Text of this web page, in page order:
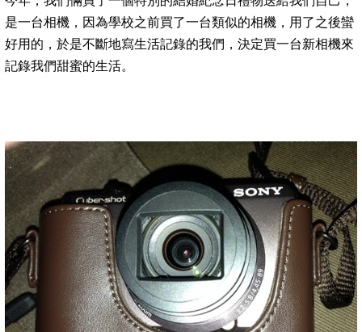
是一台相機，因為學校之前買了一台類似的相機，用了之後蠻
好用的，於是不斷地寫生活記錄的我們，決定買一台新相機來
記錄我們甜蜜的生活。